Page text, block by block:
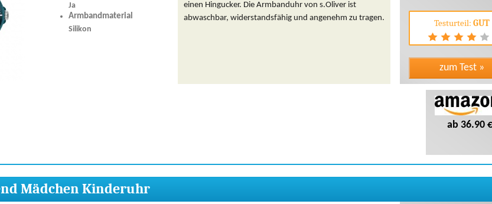
Ja
Armbandmaterial
Silikon
einen Hingucker. Die Armbanduhr von s.Oliver ist
abwaschbar, widerstandsfähig und angenehm zu tragen.
Testurteil: GUT
ab 36.90 €
Mädchen Kinderuhr